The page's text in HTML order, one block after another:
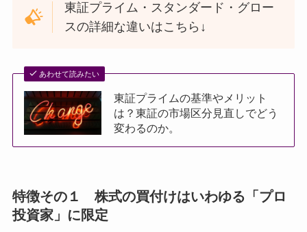
東証プライム・スタンダード・グロー
スの詳細な違いはこちら↓
あわせて読みたい
東証プライムの基準やメリット
は？東証の市場区分見直しでどう
変わるのか。
特徴その１ 株式の買付けはいわゆる「プロ
投資家」に限定